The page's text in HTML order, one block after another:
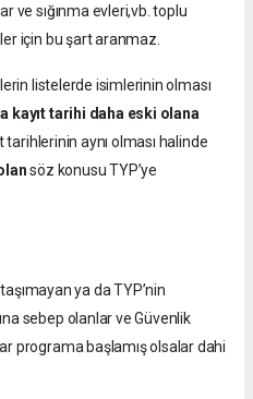
ve sığınma evleri,vb. toplu
için bu şart aranmaz.
listelerde isimlerinin olması
kayıt tarihi daha eski olana
tarihlerinin aynı olması halinde
söz konusu TYP’ye
ya da TYP’nin
sebep olanlar ve Güvenlik
programa başlamış olsalar dahi